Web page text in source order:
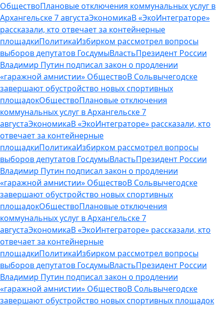
ОбществоПлановые отключения коммунальных услуг в
Архангельске 7 августаЭкономикаВ «ЭкоИнтеграторе»
рассказали, кто отвечает за контейнерные
площадкиПолитикаИзбирком рассмотрел вопросы
выборов депутатов ГосдумыВластьПрезидент России
Владимир Путин подписал закон о продлении
«гаражной амнистии» ОбществоВ Сольвычегодске
завершают обустройство новых спортивных
площадокОбществоПлановые отключения
коммунальных услуг в Архангельске 7
августаЭкономикаВ «ЭкоИнтеграторе» рассказали, кто
отвечает за контейнерные
площадкиПолитикаИзбирком рассмотрел вопросы
выборов депутатов ГосдумыВластьПрезидент России
Владимир Путин подписал закон о продлении
«гаражной амнистии» ОбществоВ Сольвычегодске
завершают обустройство новых спортивных
площадокОбществоПлановые отключения
коммунальных услуг в Архангельске 7
августаЭкономикаВ «ЭкоИнтеграторе» рассказали, кто
отвечает за контейнерные
площадкиПолитикаИзбирком рассмотрел вопросы
выборов депутатов ГосдумыВластьПрезидент России
Владимир Путин подписал закон о продлении
«гаражной амнистии» ОбществоВ Сольвычегодске
завершают обустройство новых спортивных площадок